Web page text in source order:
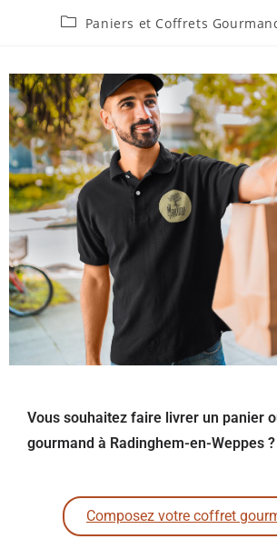
Paniers et Coffrets
Vous souhaitez faire livrer un panier
gourmand à Radinghem-en-Weppes ?
Composez votre coffret